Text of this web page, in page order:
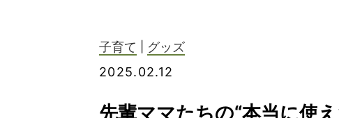
子育て
グッズ
2025.02.12
先輩ママたちの“本当に使